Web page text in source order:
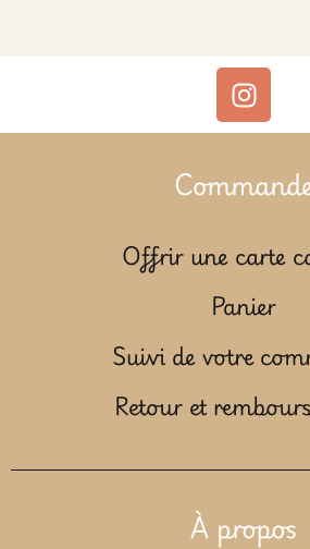
Offrir une carte
Panier
Suivi de votre
Retour et
À propos